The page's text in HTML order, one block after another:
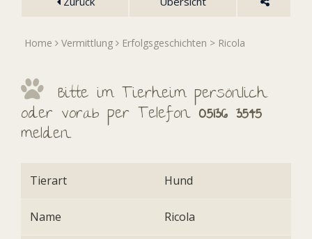
Home Vermittlung Erfolgsgeschichten > Ricola
Bitte im Tierheim persönlich
oder vorab per Telefon05136 3545
melden.
Tierart Hund
Name Ricola